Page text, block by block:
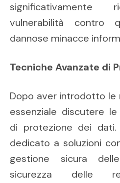
vulnerabilità contro
dannose minacce
Tecniche Avanzate di
Dopo aver introdotto le
essenziale discutere
di protezione dei
dedicato a soluzioni
gestione sicura
sicurezza delle